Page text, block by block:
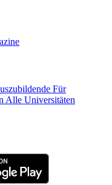
Für
Alle Universitäten